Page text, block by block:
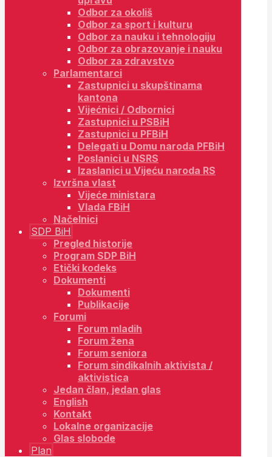
Odbor za okoliš
Odbor za sport i kulturu
Odbor za nauku i tehnologiju
Odbor za obrazovanje i nauku
Odbor za zdravstvo
Parlamentarci
Zastupnici u skupštinama
kantona
Vijećnici / Odbornici
Zastupnici u PSBiH
Zastupnici u PFBiH
Delegati u Domu naroda PFBiH
Poslanici u NSRS
Izaslanici u Vijeću naroda RS
Izvršna vlast
Vijeće ministara
Vlada FBiH
Načelnici
SDP BiH
Pregled historije
Program SDP BiH
Etički kodeks
Dokumenti
Dokumenti
Publikacije
Forumi
Forum mladih
Forum žena
Forum seniora
Forum sindikalnih aktivista /
aktivistica
Jedan član, jedan glas
English
Kontakt
Lokalne organizacije
Glas slobode
Plan